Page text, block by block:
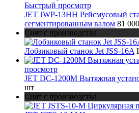
Быстрый просмотр
JET JWP-13HH Рейсмусовый
сегментированным валом 81
Снят с производства
Лобзиковый станок Jet JSS-16A
просмотр
JET DC-1200M Вытяжная
шт
Снят с производства